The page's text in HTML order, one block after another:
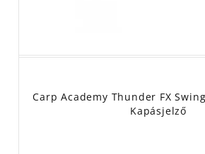
Carp Academy Thunder FX
Kapásjelző